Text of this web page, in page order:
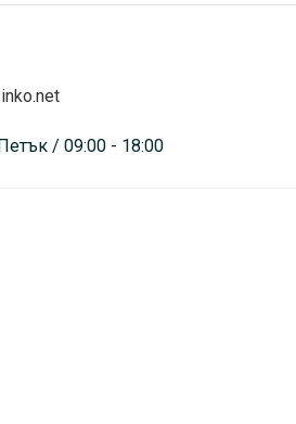
/ 09:00 - 18:00